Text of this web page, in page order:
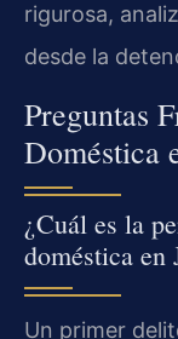
rigurosa,
desde la
Preguntas
Doméstica
¿Cuál es la
doméstica
Un primer